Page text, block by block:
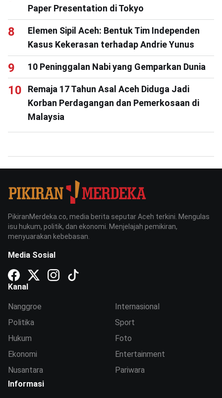
Paper Presentation di Tokyo
Elemen Sipil Aceh: Bentuk Tim Independen
Kasus Kekerasan terhadap Andrie Yunus
10 Peninggalan Nabi yang Gemparkan Dunia
Remaja 17 Tahun Asal Aceh Diduga Jadi
Korban Perdagangan dan Pemerkosaan di
Malaysia
PikiranMerdeka.co, media berita seputar Aceh terkini. Mengulas
isu hukum, politik, dan ekonomi. Menjelajah pemikiran,
menyuarakan kebebasan.
Media Sosial
Kanal
Nanggroe
Politika
Hukum
Ekonomi
Nusantara
Internasional
Sport
Foto
Entertainment
Pariwara
Informasi